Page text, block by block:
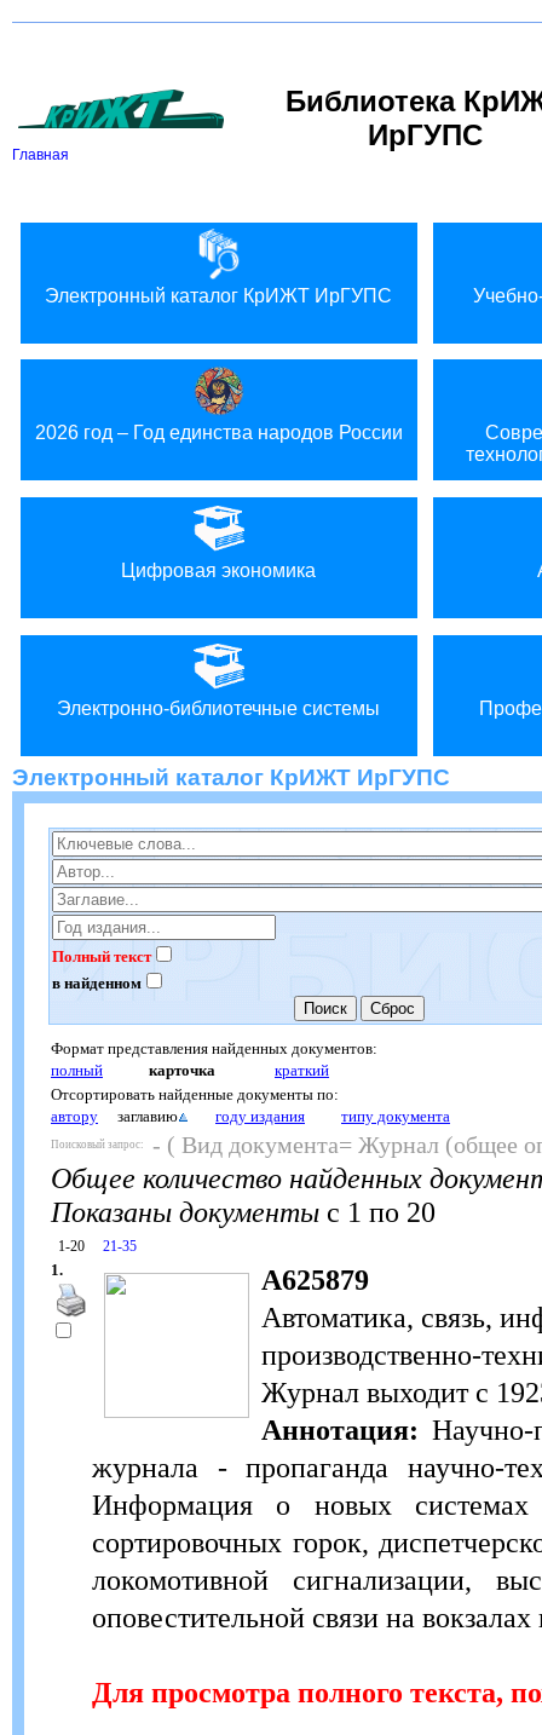
Версия для слабовидящих: Вкл Изображения:
Главная
Библиотека
ИрГУПС
Электронный каталог КрИЖТ ИрГУПС
2026 год – Год единства народов России
Цифровая экономика
Электронно-библиотечные системы
Электронный каталог КрИЖТ ИрГУПС
Полный текст
в найденном
Формат представления найденных документов:
полный
карточка
краткий
Отсортировать найденные документы по:
автору
заглавию году издания типу документа
Поисковый запрос: - ( Вид документа= Журнал (общее
Общее количество найденных
Показаны документы с 1 по 20
1-20 21-35
1.
А625879
Автоматика, связь,
производственно-
Журнал выходит с
Аннотация: Научно-
журнала - пропаганда научно-
Информация о новых системах
сортировочных горок,
локомотивной сигнализации,
оповестительной связи на
Для просмотра полного текста,